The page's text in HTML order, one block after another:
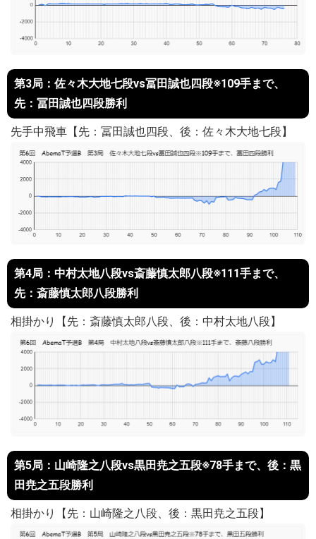
第3局：佐々木大地七段vs冨田誠也四段※109手まで、
先：冨田誠也四段勝利
先手中飛車【先：冨田誠也四段、後：佐々木大地七段】
第4局：中村太地八段vs斎藤慎太郎八段※111手まで、
先：斎藤慎太郎八段勝利
相掛かり【先：斎藤慎太郎八段、後：中村太地八段】
第5局：山崎隆之八段vs黒田尭之五段※78手まで、後：黒
田尭之五段勝利
相掛かり【先：山崎隆之八段、後：黒田尭之五段】